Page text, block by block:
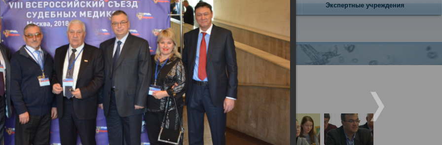
Научная деятельность Экспертиза Образование Экспертные учреждения
съезд судебных медиков
съезд судебных медиков
года прошел VIII Всероссийский съезд судебных медиков с международным участием.